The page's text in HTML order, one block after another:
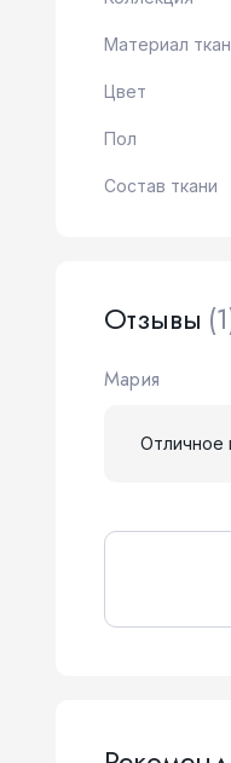
Материал
Цвет
Пол
Состав ткани
Отзывы
Мария
Отличное